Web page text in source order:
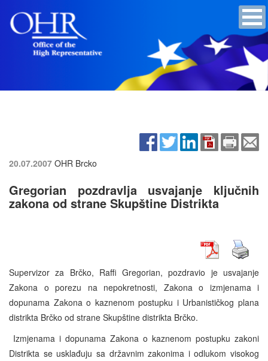
20.07.2007 OHR Brcko
Gregorian pozdravlja usvajanje ključnih
zakona od strane Skupštine Distrikta
Supervizor za Brčko, Raffi Gregorian, pozdravio je usvajanje
Zakona o porezu na nepokretnosti, Zakona o izmjenama i
dopunama Zakona o kaznenom postupku i Urbanističkog plana
distrikta Brčko od strane Skupštine distrikta Brčko.
Izmjenama i dopunama Zakona o kaznenom postupku zakoni
Distrikta se usklađuju sa državnim zakonima i odlukom visokog